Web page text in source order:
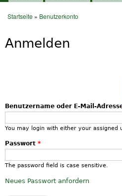
Startseite » Benutzerkonto
Anmelden
Benutzername oder E-Mail-
You may login with either your assigned
Passwort *
The password field is case sensitive.
Neues Passwort anfordern